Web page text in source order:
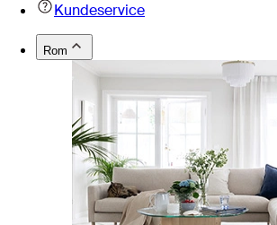
Kundeservice
Rom